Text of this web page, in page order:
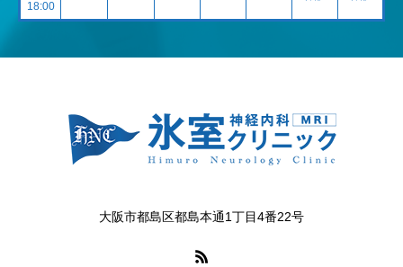
18:00
大阪市都島区都島本通1丁目4番22号